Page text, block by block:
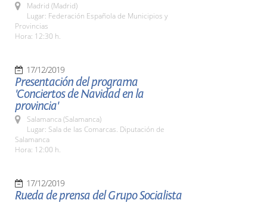
Madrid (Madrid)
Lugar: Federación Española de Municipios y
Provincias
Hora: 12:30 h.
17/12/2019
Presentación del programa
'Conciertos de Navidad en la
provincia'
Salamanca (Salamanca)
Lugar: Sala de las Comarcas. Diputación de
Salamanca
Hora: 12:00 h.
17/12/2019
Rueda de prensa del Grupo Socialista